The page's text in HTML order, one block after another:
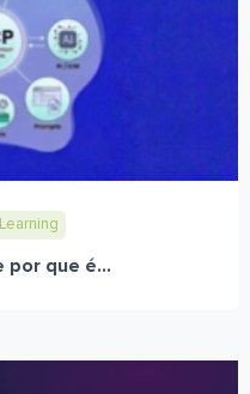
por que é...